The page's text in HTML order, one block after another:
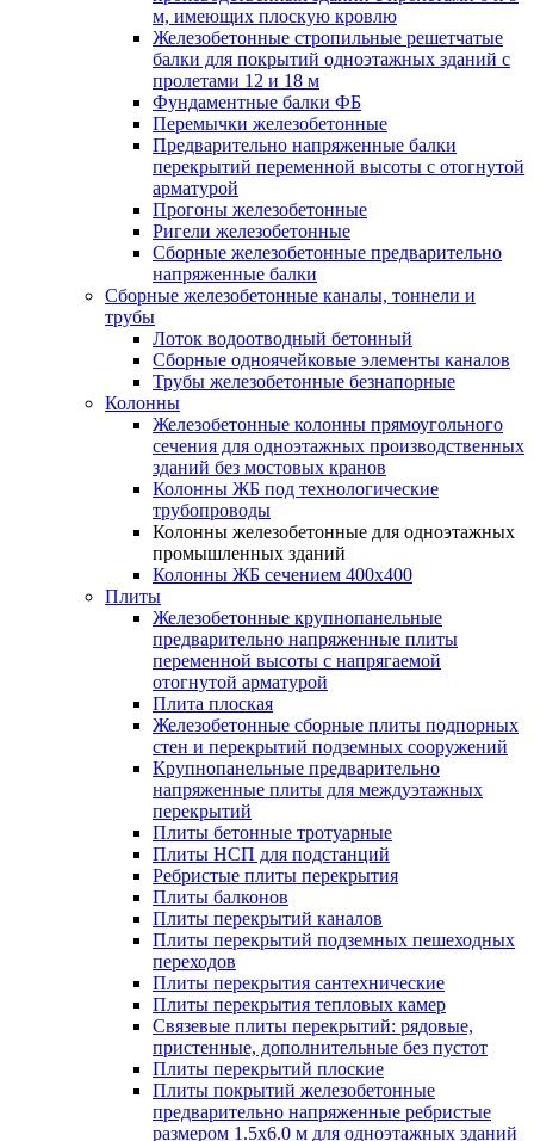
м, имеющих плоскую кровлю
Железобетонные стропильные решетчатые
балки для покрытий одноэтажных зданий с
пролетами 12 и 18 м
Фундаментные балки ФБ
Перемычки железобетонные
Предварительно напряженные балки
перекрытий переменной высоты с отогнутой
арматурой
Прогоны железобетонные
Ригели железобетонные
Сборные железобетонные предварительно
напряженные балки
Сборные железобетонные каналы, тоннели и
трубы
Лоток водоотводный бетонный
Сборные одноячейковые элементы каналов
Трубы железобетонные безнапорные
Колонны
Железобетонные колонны прямоугольного
сечения для одноэтажных производственных
зданий без мостовых кранов
Колонны ЖБ под технологические
трубопроводы
Колонны железобетонные для одноэтажных
промышленных зданий
Колонны ЖБ сечением 400х400
Плиты
Железобетонные крупнопанельные
предварительно напряженные плиты
переменной высоты с напрягаемой
отогнутой арматурой
Плита плоская
Железобетонные сборные плиты подпорных
стен и перекрытий подземных сооружений
Крупнопанельные предварительно
напряженные плиты для междуэтажных
перекрытий
Плиты бетонные тротуарные
Плиты НСП для подстанций
Ребристые плиты перекрытия
Плиты балконов
Плиты перекрытий каналов
Плиты перекрытий подземных пешеходных
переходов
Плиты перекрытия сантехнические
Плиты перекрытия тепловых камер
Связевые плиты перекрытий: рядовые,
пристенные, дополнительные без пустот
Плиты перекрытий плоские
Плиты покрытий железобетонные
предварительно напряженные ребристые
размером 1.5х6.0 м для одноэтажных зданий